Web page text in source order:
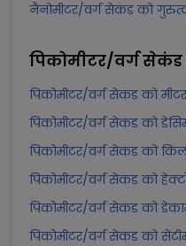
नैनोमीटर/वर्ग सेकंड को
पिकोमीटर/वर्ग सेकंड
पिकोमीटर/वर्ग सेकंड को
पिकोमीटर/वर्ग सेकंड को
पिकोमीटर/वर्ग सेकंड को
पिकोमीटर/वर्ग सेकंड को
पिकोमीटर/वर्ग सेकंड को
पिकोमीटर/वर्ग सेकंड को